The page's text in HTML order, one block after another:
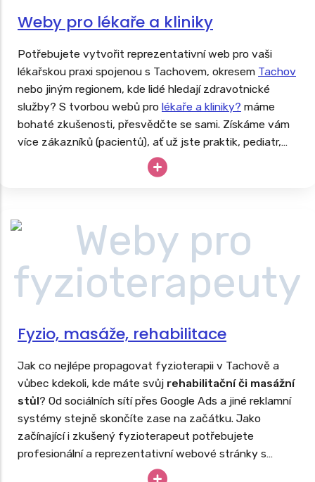
Weby pro lékaře a kliniky
Potřebujete vytvořit reprezentativní web pro vaši
lékařskou praxi spojenou s Tachovem, okresem Tachov
nebo jiným regionem, kde lidé hledají zdravotnické
služby? S tvorbou webů pro lékaře a kliniky? máme
bohaté zkušenosti, přesvědčte se sami. Získáme vám
více zákazníků (pacientů), ať už jste praktik, pediatr,
dentista, ortoped či fyzioterapeut.
Fyzio, masáže, rehabilitace
Jak co nejlépe propagovat fyzioterapii v Tachově a
vůbec kdekoli, kde máte svůj rehabilitační či masážní
stůl? Od sociálních sítí přes Google Ads a jiné reklamní
systémy stejně skončíte zase na začátku. Jako
začínající i zkušený fyzioterapeut potřebujete
profesionální a reprezentativní webové stránky s
nabídkou masáží, fyzioterapie či rehabilitací další